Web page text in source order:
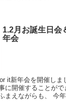
1.2月お誕生日会
年会
it新年会を開催し
に開催することが
まえながらも、 今